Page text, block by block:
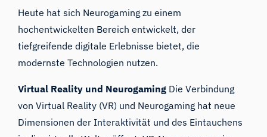
Heute hat sich Neurogaming zu einem
hochentwickelten Bereich entwickelt, der
tiefgreifende digitale Erlebnisse bietet, die
modernste Technologien nutzen.
Virtual Reality und Neurogaming Die Verbindung
von Virtual Reality (VR) und Neurogaming hat neue
Dimensionen der Interaktivität unddes Eintauchens